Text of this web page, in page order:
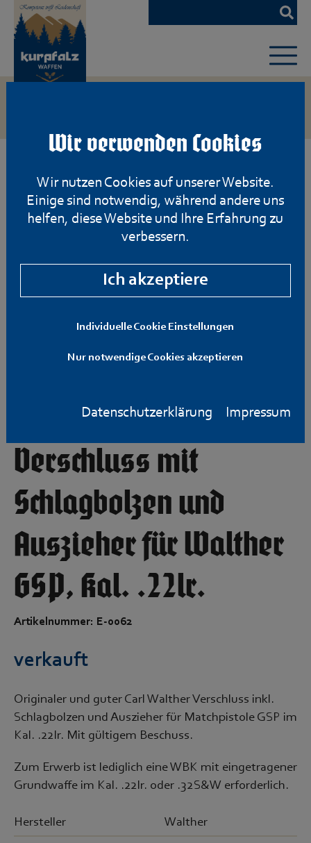
Wir verwenden Cookies
Wir nutzen Cookies auf unserer Website.
Einige sind notwendig, während andere uns
helfen, diese Website und Ihre Erfahrung zu
verbessern.
Ich akzeptiere
Individuelle Cookie Einstellungen
Nur notwendige Cookies akzeptieren
Datenschutzerklärung Impressum
Zum
Hauptinhalt
springen
Verschluss mit
Schlagbolzen und
Auszieher für Walther
GSP, Kal. .22lr.
Artikelnummer: E-0062
verkauft
Originaler und guter Carl Walther Verschluss inkl.
Schlagbolzen und Auszieher für Matchpistole GSP im
Kal. .22lr. Mit gültigem Beschuss.
Zum Erwerb ist lediglich eine WBK mit eingetragener
Grundwaffe im Kal. .22lr. oder .32S&W erforderlich.
Hersteller Walther